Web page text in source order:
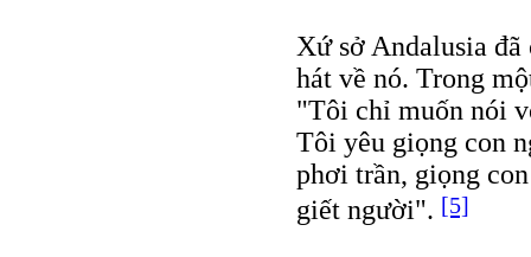
Xứ sở Andalusia
hát về nó. Trong
"Tôi chỉ muốn nói
Tôi yêu giọng con
phơi trần, giọng
giết người". [5]